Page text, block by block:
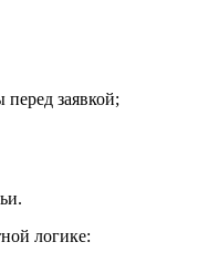
заявкой;
логике: